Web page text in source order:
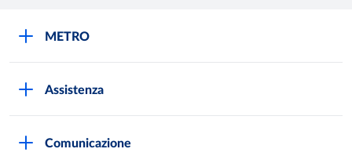
METRO
Assistenza
Comunicazione